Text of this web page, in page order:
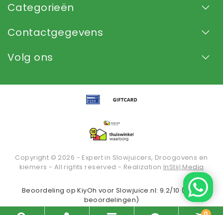
Categorieën
Contactgegevens
Volg ons
Copyright © 2026 - Expert in Slowjuicers, Droogovens en
kiemers - All rights reserved - Realization InStijl Media
Beoordeling opKiyOh voor Slowjuice.nl: 9.2/10 (2936
beoordelingen)